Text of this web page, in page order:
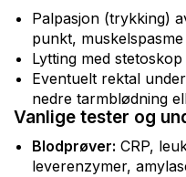
Palpasjon (trykking)
punkt,
Lytting med
Eventuelt rektal
nedre tarmblødning
Vanlige tester og
Blodprøver: CRP,
leverenzymer,